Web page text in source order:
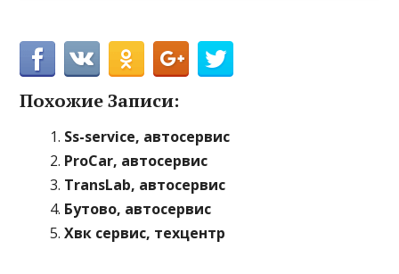
Похожие Записи:
Ss-service, автосервис
ProCar, автосервис
TransLab, автосервис
Бутово, автосервис
Хвк сервис, техцентр